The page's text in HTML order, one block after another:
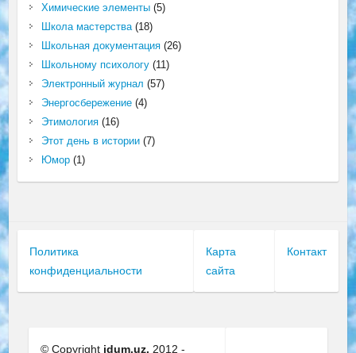
Химические элементы(5)
Школа мастерства(18)
Школьная документация(26)
Школьному психологу(11)
Электронный журнал (57)
Энергосбережение(4)
Этимология(16)
Этот день в истории(7)
Юмор(1)
Политика
конфиденциальности
Карта
сайта
Контакт
© Copyright idum.uz. 2012 -